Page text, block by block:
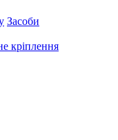
Засоби
кріплення